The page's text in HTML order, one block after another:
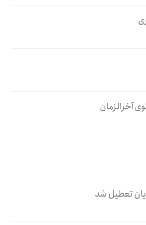
آخرالزمان
تعطیل شد